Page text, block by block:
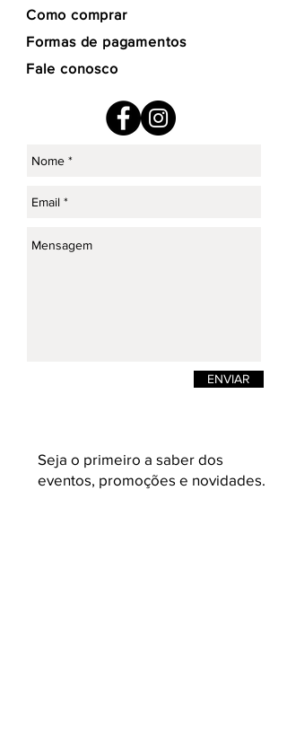
Como comprar
Formas de pagamentos
Fale conosco
ENVIAR
Seja o primeiro a saber dos
eventos, promoções e novidades.